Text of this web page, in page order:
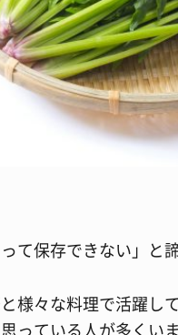
て保存できない」と
様々な料理で活躍し